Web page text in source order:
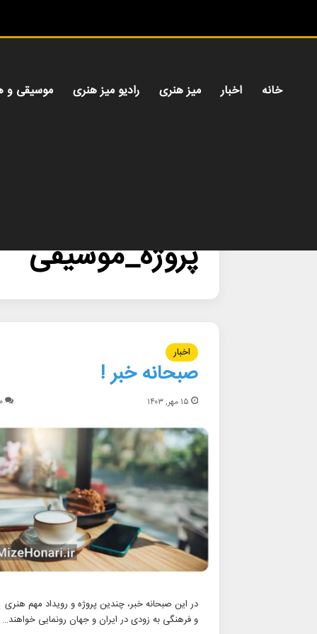
خانه اخبار میز هنری رادیو میز هنری موسیقی و
پروژه_موسیقی
اخبار
صبحانه خبر !
۱۵ مهر, ۱۴۰۳ ۰
در این صبحانه خبر، چندین پروژه و رویداد مهم هنری
و فرهنگی به زودی در ایران و جهان رونمایی خواهند…